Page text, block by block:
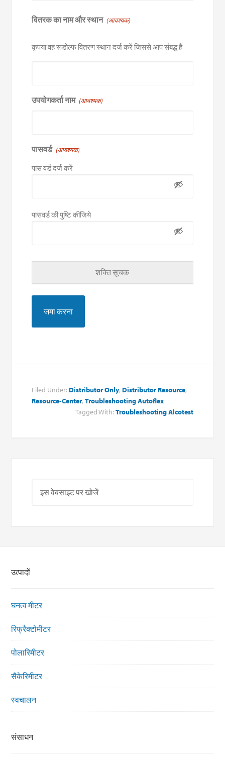
वितरक का नाम और स्थान (आवश्यक)
कृपया वह रूडोल्फ वितरण स्थान दर्ज करें जिससे आप संबद्ध हैं
उपयोगकर्ता नाम (आवश्यक)
पासवर्ड (आवश्यक)
पास वर्ड दर्ज करें
पासवर्ड की पुष्टि कीजिये
शक्ति सूचक
Filed Under: Distributor Only, Distributor Resource,
Resource-Center,Troubleshooting Autoflex
Tagged With: Troubleshooting Alcotest
उत्पादों
घनत्व मीटर
रिफ्रैक्टोमीटर
पोलारिमीटर
सैकेरिमीटर
स्वचालन
संसाधन